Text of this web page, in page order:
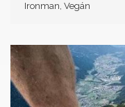
Ironman, Vegán